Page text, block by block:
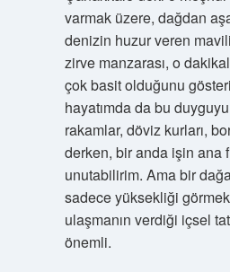
varmak üzere, dağdan
denizin huzur veren
zirve manzarası, o
çok basit olduğunu
hayatımda da bu
rakamlar, döviz kurları,
derken, bir anda işin ana
unutabilirim. Ama bir dağa
sadece yüksekliği
ulaşmanın verdiği içsel
önemli.